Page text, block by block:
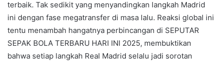
terbaik. Tak sedikit yang menyandingkan langkah Madrid
ini dengan fase megatransfer di masa lalu. Reaksi global ini
tentu menambah hangatnya perbincangan di SEPUTAR
SEPAK BOLA TERBARU HARI INI 2025, membuktikan
bahwa setiap langkah Real Madrid selalu jadi sorotan